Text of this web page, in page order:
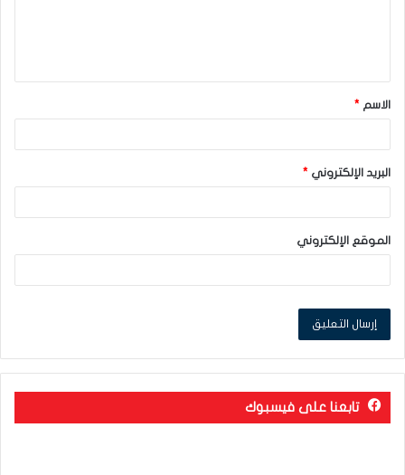
ق
*
الاسم *
البريد الإلكتروني *
الموقع الإلكتروني
تابعنا على فيسبوك